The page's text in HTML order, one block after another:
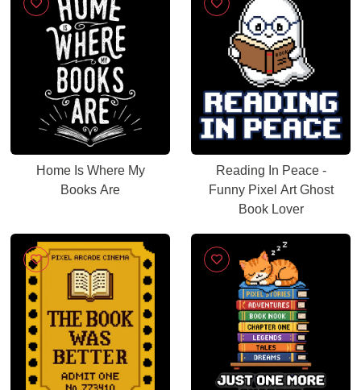
Home Is Where My
Books Are
Reading In Peace -
Funny Pixel Art Ghost
Book Lover